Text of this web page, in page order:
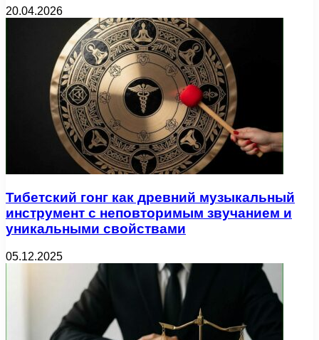
20.04.2026
Тибетский гонг как древний музыкальный
инструмент с неповторимым звучанием и
уникальными свойствами
05.12.2025